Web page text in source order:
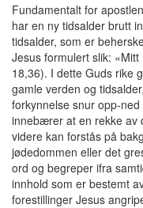
Fundamentalt for
har en ny tidsalder brutt
tidsalder, som er
Jesus formulert slik:
18,36). I dette Guds rike
gamle verden og
forkynnelse snur opp-
innebærer at en rekke av
videre kan forstås på
jødedommen eller det
ord og begreper ifra
innhold som er bestemt
forestillinger Jesus